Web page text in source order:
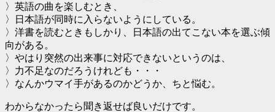
〉英語の曲を楽しむとき、
〉日本語が同時に入らないようにしている。
〉洋書を読むときもしかり、日本語の出てこない本を選ぶ傾
向がある。
〉やはり突然の出来事に対応できないというのは、
〉力不足なのだろうけれども・・・
〉なんかウマイ手があるのかどうか、ちと悩む。
わからなかったら聞き返せば良いだけです。